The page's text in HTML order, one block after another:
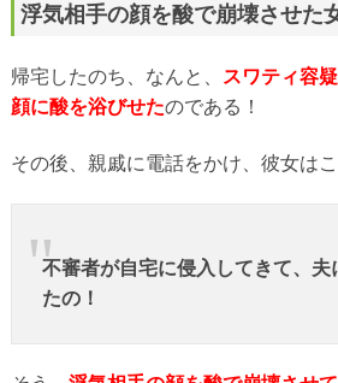
浮気相手の顔を酸で崩壊させた
帰宅したのち、なんと、
スワティ容
顔に酸を浴びせたのである！
その後、親戚に電話をかけ、彼女はこ
不審者が自宅に侵入してきて、夫
たの！